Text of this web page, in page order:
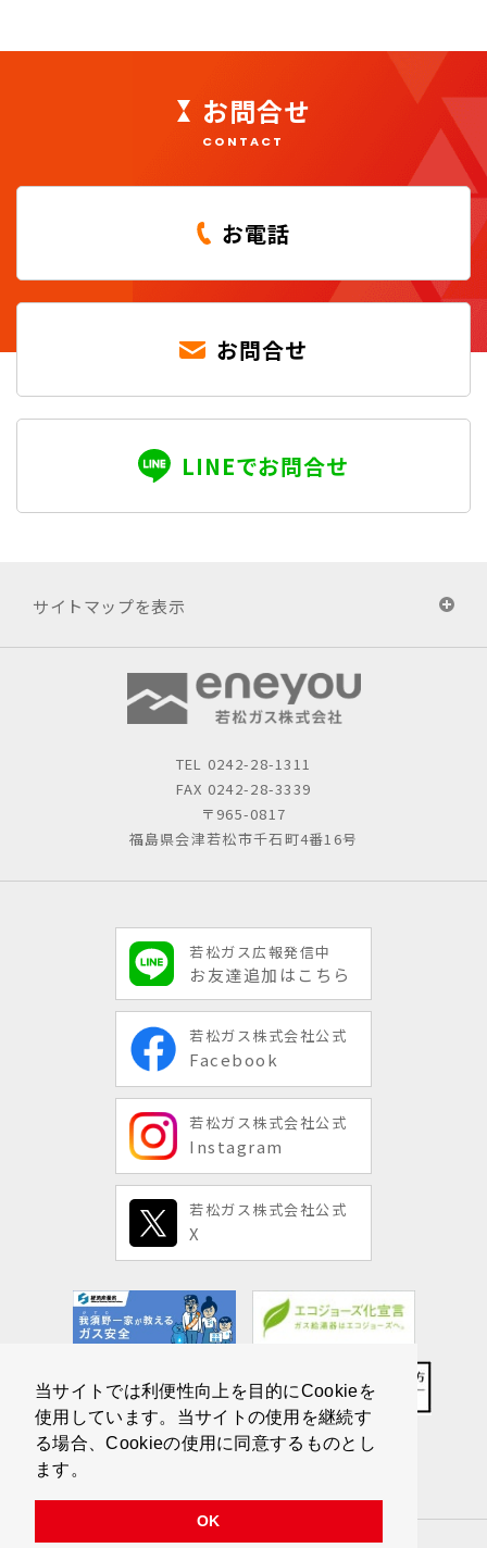
当サイトでは利便性向上を目的にCookieを
使用しています。当サイトの使用を継続す
る場合、Cookieの使用に同意するものとし
ます。
OK
お問合せ
CONTACT
お電話
お問合せ
LINEでお問合せ
サイトマップを表示
TEL 0242-28-1311
FAX 0242-28-3339
〒965-0817
福島県会津若松市千石町4番16号
若松ガス広報発信中
お友達追加はこちら
若松ガス株式会社公式
Facebook
若松ガス株式会社公式
Instagram
若松ガス株式会社公式
X